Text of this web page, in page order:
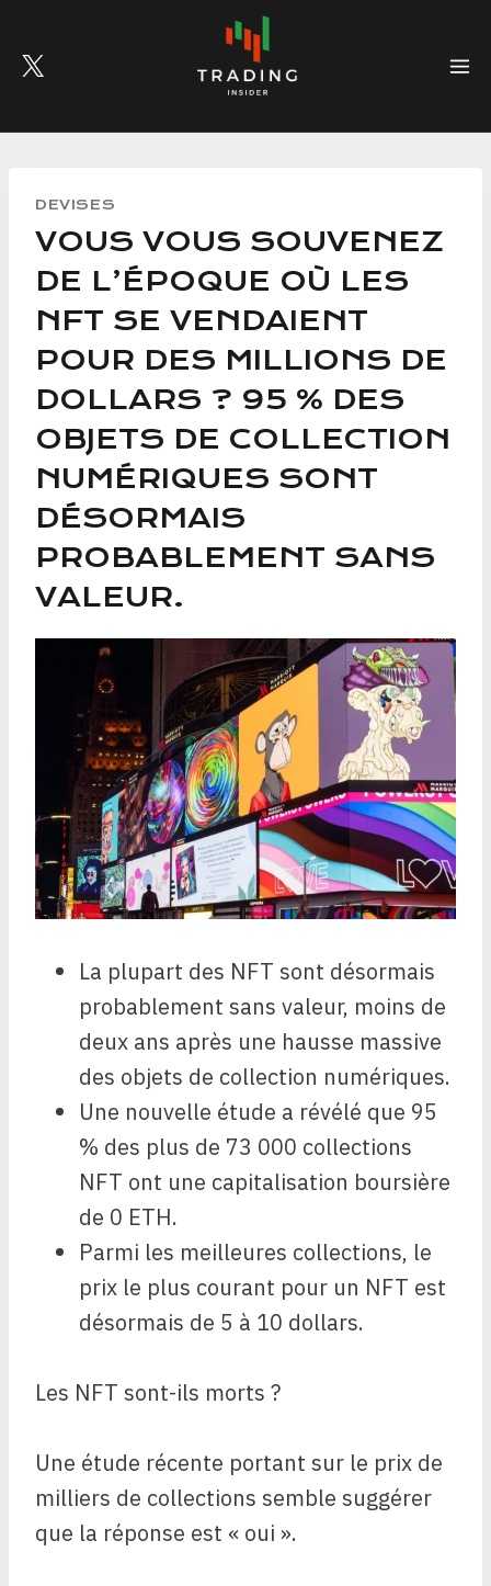
content
DEVISES
VOUS VOUS SOUVENEZ
DE L’ÉPOQUE OÙ LES
NFT SE VENDAIENT
POUR DES MILLIONS DE
DOLLARS ? 95 % DES
OBJETS DE COLLECTION
NUMÉRIQUES SONT
DÉSORMAIS
PROBABLEMENT SANS
VALEUR.
La plupart des NFT sont désormais
probablement sans valeur, moins de
deux ans après une hausse massive
des objets de collection numériques.
Une nouvelle étude a révélé que 95
% des plus de 73 000 collections
NFT ont une capitalisation boursière
de 0 ETH.
Parmi les meilleures collections, le
prix le plus courant pour un NFT est
désormais de 5 à 10 dollars.
Les NFT sont-ils morts ?
Une étude récente portant sur le prix de
milliers de collections semble suggérer
que la réponse est « oui ».